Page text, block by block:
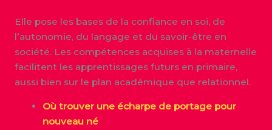
Elle pose les bases de la confiance en soi, de
l’autonomie, du langage et du savoir-être en
société. Les compétences acquises à la maternelle
facilitent les apprentissages futurs en primaire,
aussi bien sur le plan académique que relationnel.
Où trouver une écharpe de portage pour
nouveau né